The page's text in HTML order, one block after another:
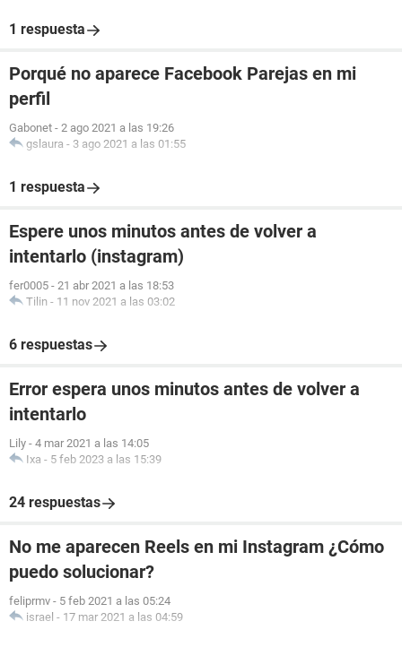
1 respuesta
Porqué no aparece Facebook Parejas en mi
perfil
Gabonet - 2 ago 2021 a las 19:26
gslaura - 3 ago 2021 a las 01:55
1 respuesta
Espere unos minutos antes de volver a
intentarlo (instagram)
fer0005 - 21 abr 2021 a las 18:53
Tilin - 11 nov 2021 a las 03:02
6 respuestas
Error espera unos minutos antes de volver a
intentarlo
Lily - 4 mar 2021 a las 14:05
Ixa - 5 feb 2023 a las 15:39
24 respuestas
No me aparecen Reels en mi Instagram ¿Cómo
puedo solucionar?
feliprmv - 5 feb 2021 a las 05:24
israel - 17 mar 2021 a las 04:59